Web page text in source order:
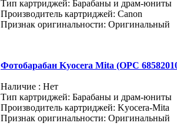
Тип картриджей: Барабаны и драм-юниты
Производитель картриджей: Canon
Признак оригинальности: Оригинальный
Фотобарабан Kyocera Mita (OPC
Наличие : Нет
Тип картриджей: Барабаны и драм-юниты
Производитель картриджей: Kyocera-Mita
Признак оригинальности: Оригинальный